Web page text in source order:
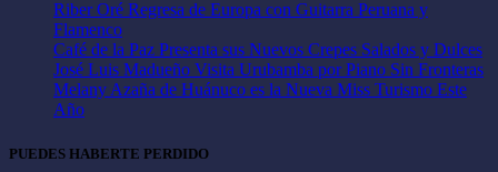
Riber Oré Regresa de Europa con Guitarra Peruana y
Flamenco
Café de la Paz Presenta sus Nuevos Crepes Salados y Dulces
José Luis Madueño Visita Urubamba por Piano Sin Fronteras
Melany Azaña de Huánuco es la Nueva Miss Turismo Este
Año
PUEDES HABERTE PERDIDO